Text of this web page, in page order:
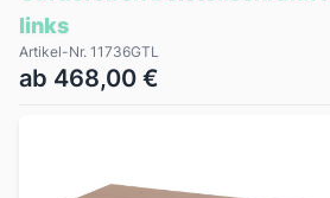
links
Artikel-Nr. 11736GTL
ab 468,00 €